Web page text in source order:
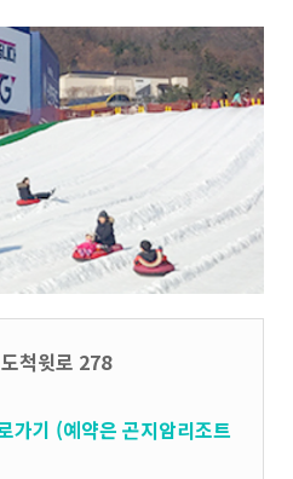
척윗로 278
가기 (예약은 곤지암리조트